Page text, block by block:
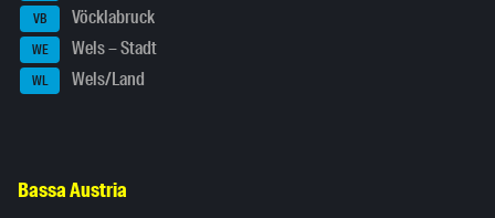
VB Vöcklabruck
WE Wels – Stadt
WL Wels/Land
Bassa Austria